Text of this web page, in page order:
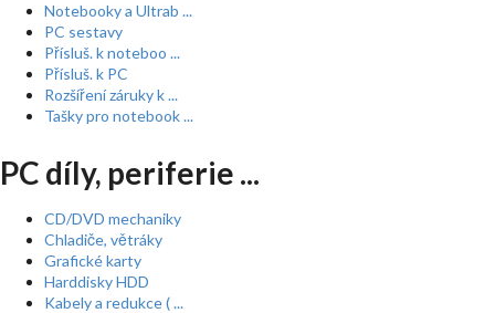
Notebooky a Ultrab ...
PC sestavy
Přísluš. k noteboo ...
Přísluš. k PC
Rozšíření záruky k ...
Tašky pro notebook ...
PC díly, periferie ...
CD/DVD mechaniky
Chladiče, větráky
Grafické karty
Harddisky HDD
Kabely a redukce ( ...